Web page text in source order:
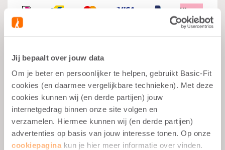
Jij bepaalt over jouw data
Om je beter en persoonlijker te helpen, gebruikt Basic-Fit
cookies (en daarmee vergelijkbare technieken). Met deze
cookies kunnen wij (en derde partijen) jouw
internetgedrag binnen onze site volgen en
verzamelen. Hiermee kunnen wij (en derde partijen)
advertenties op basis van jouw interesse tonen. Op onze
cookiepagina kun je hier meer informatie over vinden.
Wat je moet weten
Tijdens het sporten
Na het sporten
Elk moment